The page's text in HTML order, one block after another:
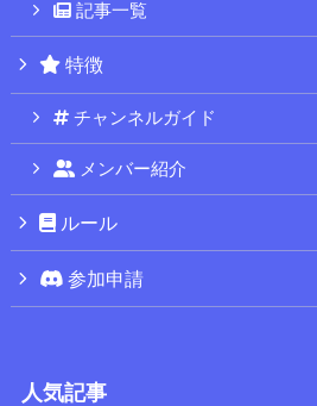
記事一覧
特徴
チャンネルガイド
メンバー紹介
ルール
参加申請
人気記事